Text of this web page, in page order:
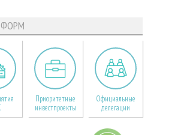
Приоритетные
инвестпроекты
Официальные
делегации